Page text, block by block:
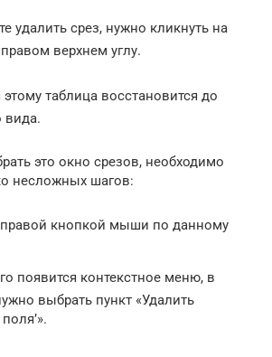
удалить срез, нужно кликнуть на
верхнем углу.
этому таблица восстановится до
вида.
это окно срезов, необходимо
несложных шагов:
кнопкой мыши по данному
появится контекстное меню, в
выбрать пункт «Удалить